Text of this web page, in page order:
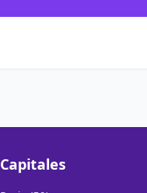
Capitales